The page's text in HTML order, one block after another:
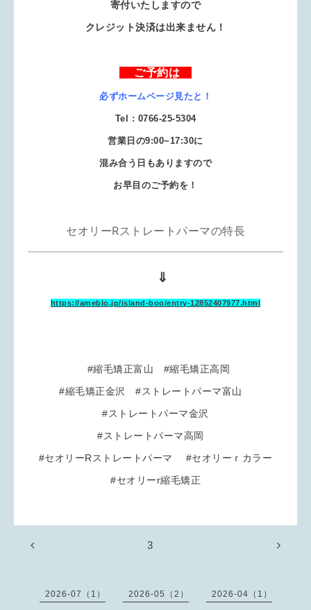
寄付いたしますので
クレジット決済は出来ません！
ご予約は
必ずホームページ見たと！
Tel : 0766-25-5304
営業日の9:00~17:30に
混み合う日もありますので
お早目のご予約を！
セオリーRストレートパーマの特長
⇓
https://ameblo.jp/island-boo/entry-12852407977.html
#縮毛矯正富山
#縮毛矯正高岡
#縮毛矯正金沢
#ストレートパーマ富山
#ストレートパーマ金沢
#ストレートパーマ高岡
#セオリーRストレートパーマ
#セオリーｒカラー
#セオリーr縮毛矯正
3
2026-07（1） 2026-05（2） 2026-04（1）